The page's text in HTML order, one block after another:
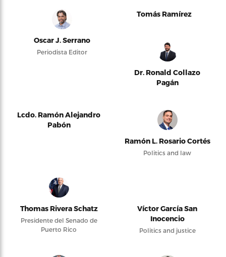
Oscar J. Serrano
Periodista Editor
Tomás Ramírez
Dr. Ronald Collazo
Pagán
Lcdo. Ramón Alejandro
Pabón
Ramón L. Rosario Cortés
Politics and law
Thomas Rivera Schatz
Presidente del Senado de
Puerto Rico
Víctor García San
Inocencio
Politics and justice